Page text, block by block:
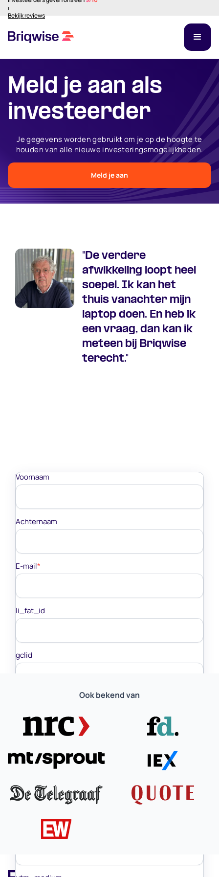
⏐
Bekijk reviews
Meld je aan als
investeerder
Je gegevens worden gebruikt om je op de hoogte te
houden van alle nieuwe investeringsmogelijkheden.
Meld je aan
"De verdere
afwikkeling loopt heel
soepel. Ik kan het
thuis vanachter mijn
laptop doen. En heb ik
een vraag, dan kan ik
meteen bij Briqwise
terecht."
Voornaam
Achternaam
E-mail*
li_fat_id
gclid
gid
utm_source
Ook bekend van